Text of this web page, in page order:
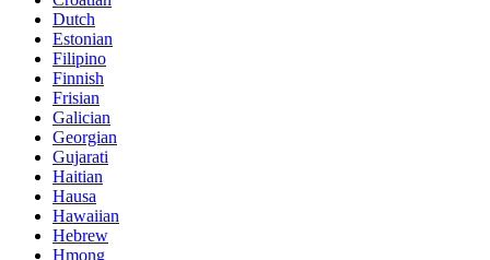
Dutch
Estonian
Filipino
Finnish
Frisian
Galician
Georgian
Gujarati
Haitian
Hausa
Hawaiian
Hebrew
Hmong